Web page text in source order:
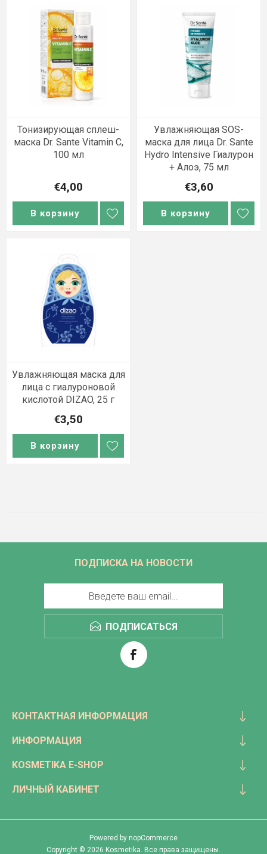
Тонизирующая сплеш-
маска Dr. Sante Vitamin C,
100 мл
€4,00
В корзину
Увлажняющая SOS-
маска для лица Dr. Sante
Hydro Intensive Гиалурон
+ Алоэ, 75 мл
€3,60
В корзину
Увлажняющая маска для
лица с гиалуроновой
кислотой DIZAO, 25 г
€3,50
В корзину
ПОДПИСКА НА НОВОСТИ
ПОДПИСАТЬСЯ
КОНТАКТНАЯ ИНФОРМАЦИЯ
ИНФОРМАЦИЯ
KOSMETIKA E-SHOP
ЛИЧНЫЙ КАБИНЕТ
Powered by nopCommerce
Copyright © 2026 Kosmetika. Все права защищены.